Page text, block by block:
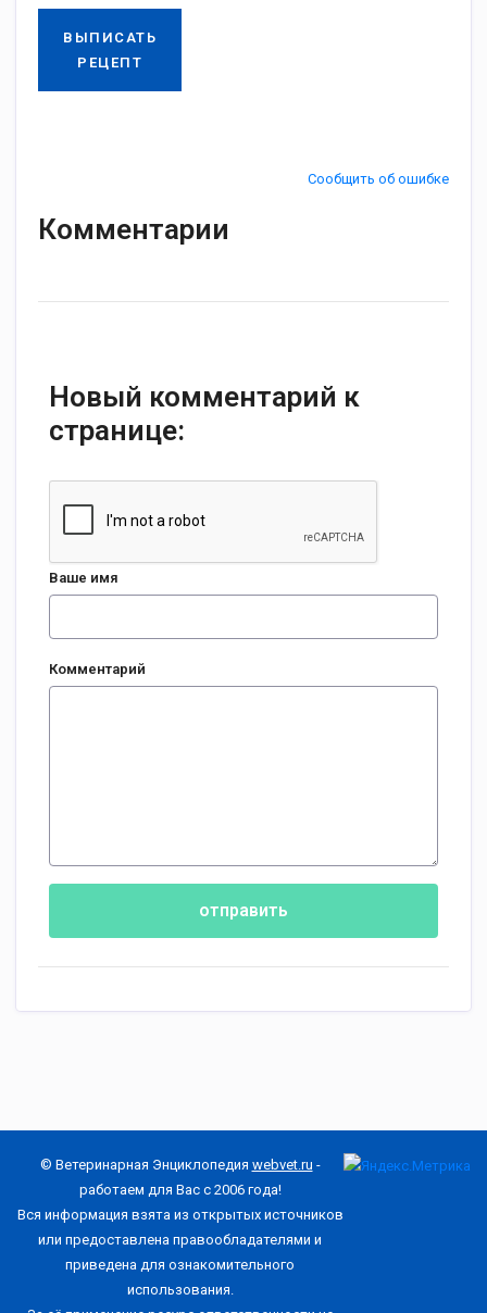
ВЫПИСАТЬ
РЕЦЕПТ
Сообщить об ошибке
Комментарии
Новый комментарий к
странице:
Ваше имя
Комментарий
отправить
© Ветеринарная Энциклопедия webvet.ru -
работаем для Вас с 2006 года!
Вся информация взята из открытых источников
или предоставлена правообладателями и
приведена для ознакомительного
использования.